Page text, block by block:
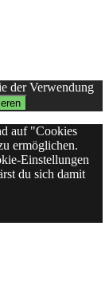
der Verwendung
auf "Cookies
ermöglichen.
Einstellungen
du sich damit